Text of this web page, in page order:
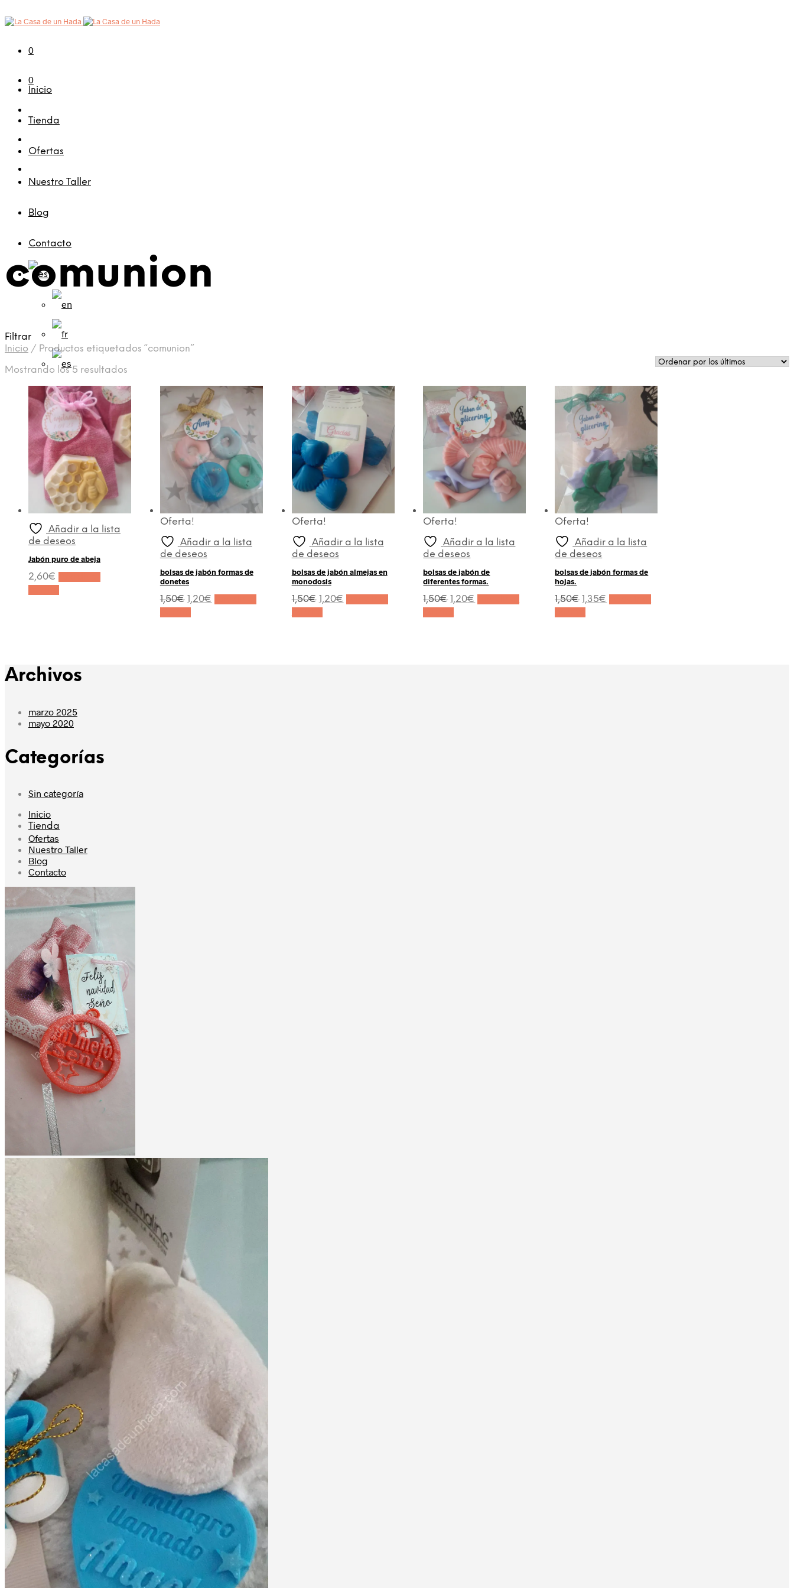
0
0
Inicio
Tienda
Ofertas
Nuestro Taller
Blog
Contacto
comunion
Filtrar
Inicio / Productos etiquetados “comunion”
Mostrando los 5 resultados
los
últimos
Añadir a la lista
de deseos
Jabón puro de abeja
2,60€
Oferta!
Añadir a la lista
de deseos
bolsas de jabón formas de
donetes
1,50€ El
precio
1,20€ El
Oferta!
Añadir a la lista
de deseos
bolsas de jabón almejas en
monodosis
1,50€ El
precio
1,20€ El
Oferta!
Añadir a la lista
de deseos
bolsas de jabón de
diferentes formas.
1,50€ El
precio
1,20€ El
Oferta!
Añadir a la lista
de deseos
bolsas de jabón formas de
hojas.
1,50€ El
precio
1,35€ El
Archivos
marzo 2025
mayo 2020
Categorías
Sin categoría
Inicio
Tienda
Ofertas
Nuestro Taller
Blog
Contacto